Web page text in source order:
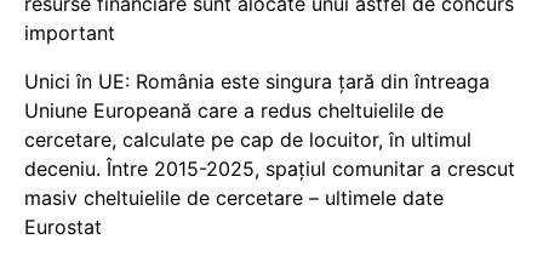
important
Unici în UE: România este singura țară din întreaga
Uniune Europeană care a redus cheltuielile de
cercetare, calculate pe cap de locuitor, în ultimul
deceniu. Între 2015-2025, spațiul comunitar a crescut
masiv cheltuielile de cercetare – ultimele date
Eurostat